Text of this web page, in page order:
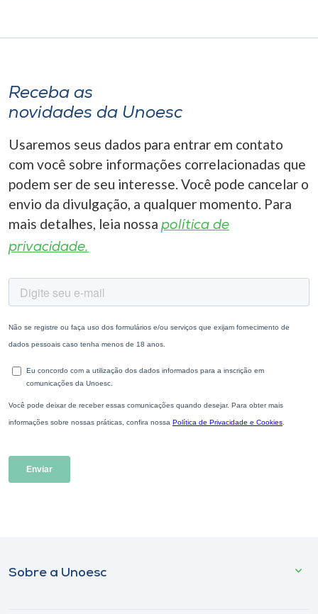
Receba as
novidades da Unoesc
Usaremos seus dados para entrar em contato
com você sobre informações correlacionadas que
podem ser de seu interesse. Você pode cancelar o
envio da divulgação, a qualquer momento. Para
mais detalhes, leia nossa política de
privacidade.
Sobre a Unoesc